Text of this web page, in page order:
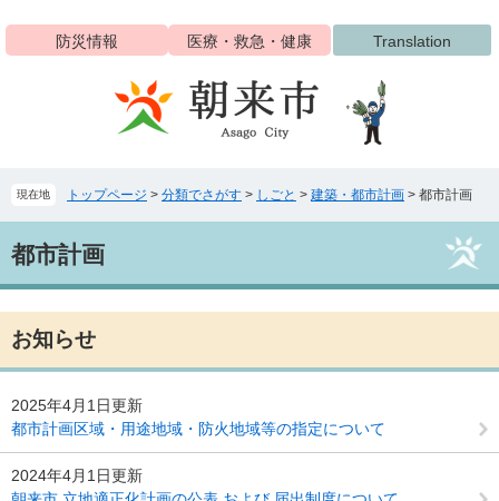
ジ
ュ
本
文
防災情報 医療・救急・健康 Translation
現在地 トップページ > 分類でさがす > しごと > 建築・都市計画 > 都市計画
文都市計画
お知らせ
2025年4月1日更新
都市計画区域・用途地域・防火地域等の指定について
2024年4月1日更新